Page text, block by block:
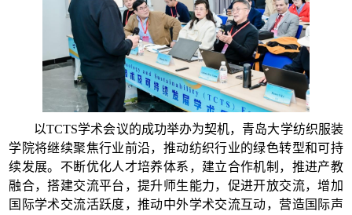
以TCTS学术会议的成功举办为契机，青岛大学纺织服装
学院将继续聚焦行业前沿，推动纺织行业的绿色转型和可持
续发展。不断优化人才培养体系，建立合作机制，推进产教
融合，搭建交流平台，提升师生能力，促进开放交流，增加
国际学术交流活跃度，推动中外学术交流互动，营造国际声